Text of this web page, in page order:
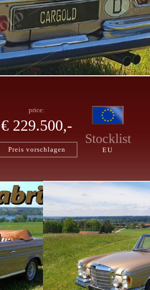
price:
€ 229.500,-
Preis vorschlagen
Stocklist
EU